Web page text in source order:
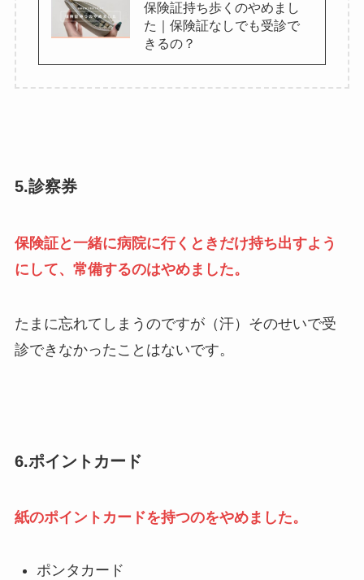
保険証持ち歩くのやめまし
た｜保険証なしでも受診で
きるの？
5.診察券
保険証と一緒に病院に行くときだけ持ち出すよう
にして、常備するのはやめました。
たまに忘れてしまうのですが（汗）そのせいで受
診できなかったことはないです。
6.ポイントカード
紙のポイントカードを持つのをやめました。
ポンタカード